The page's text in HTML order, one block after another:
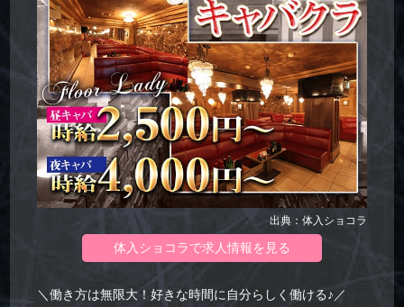
出典：体入ショコラ
体入ショコラで求人情報を見る
＼働き方は無限大！好きな時間に自分らしく働ける♪／